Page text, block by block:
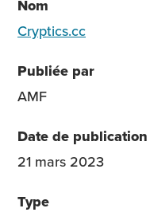
Cryptics.cc
AMF
21 mars 2023